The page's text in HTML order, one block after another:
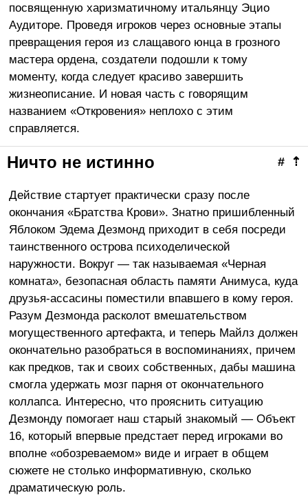
посвященную харизматичному итальянцу Эцио
Аудиторе. Проведя игроков через основные этапы
превращения героя из слащавого юнца в грозного
мастера ордена, создатели подошли к тому
моменту, когда следует красиво завершить
жизнеописание. И новая часть с говорящим
названием «Откровения» неплохо с этим
справляется.
⇡
#
Ничто не истинно
Действие стартует практически сразу после
окончания «Братства Крови». Знатно пришибленный
Яблоком Эдема Дезмонд приходит в себя посреди
таинственного острова психоделической
наружности. Вокруг — так называемая «Черная
комната», безопасная область памяти Анимуса, куда
друзья-ассасины поместили впавшего в кому героя.
Разум Дезмонда расколот вмешательством
могущественного артефакта, и теперь Майлз должен
окончательно разобраться в воспоминаниях, причем
как предков, так и своих собственных, дабы машина
смогла удержать мозг парня от окончательного
коллапса. Интересно, что прояснить ситуацию
Дезмонду помогает наш старый знакомый — Объект
16, который впервые предстает перед игроками во
вполне «обозреваемом» виде и играет в общем
сюжете не столько информативную, сколько
драматическую роль.